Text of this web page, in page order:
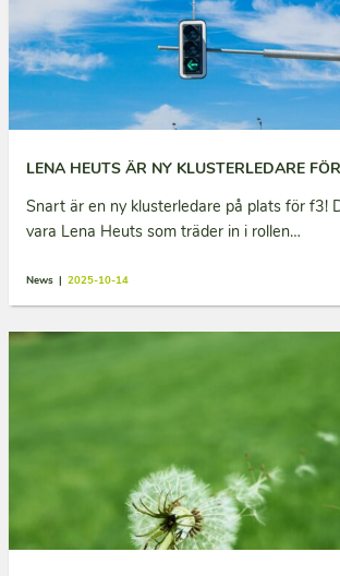
LENA HEUTS ÄR NY KLUSTERLEDARE
Snart är en ny klusterledare på plats för f3!
vara Lena Heuts som träder in i rollen…
News | 2025-10-14